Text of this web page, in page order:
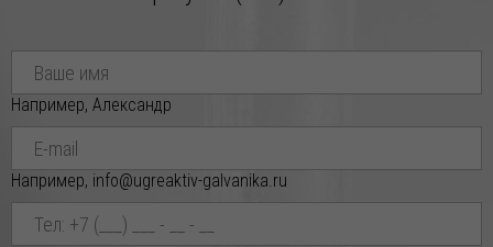
Например, Александр
Например, info@ugreaktiv-galvanika.ru